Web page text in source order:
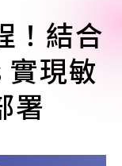
！結合
現敏
署